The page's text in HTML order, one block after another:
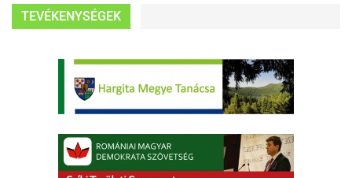
TEVÉKENYSÉGEK